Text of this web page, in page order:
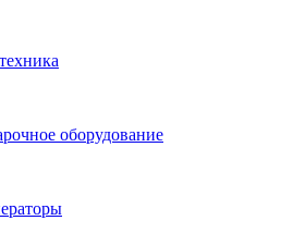
оборудование